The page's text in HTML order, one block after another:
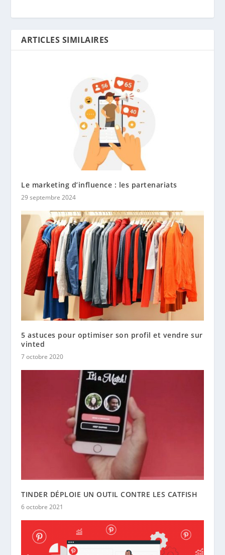
ARTICLES SIMILAIRES
Le marketing d’influence : les partenariats
29 septembre 2024
5 astuces pour optimiser son profil et vendre sur
vinted
7 octobre 2020
TINDER DÉPLOIE UN OUTIL CONTRE LES CATFISH
6 octobre 2021